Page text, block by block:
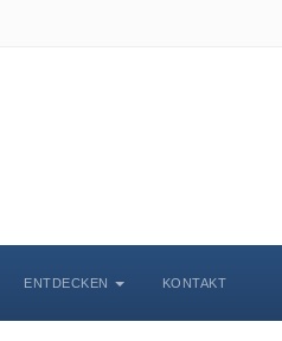
ENTDECKEN KONTAKT